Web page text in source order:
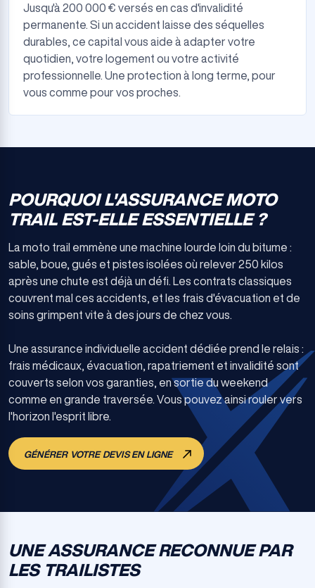
Jusqu'à 200 000 € versés en cas d'invalidité
permanente. Si un accident laisse des séquelles
durables, ce capital vous aide à adapter votre
quotidien, votre logement ou votre activité
professionnelle. Une protection à long terme, pour
vous comme pour vos proches.
POURQUOI L'ASSURANCE MOTO
TRAIL EST-ELLE ESSENTIELLE ?
La moto trail emmène une machine lourde loin du bitume :
sable, boue, gués et pistes isolées où relever 250 kilos
après une chute est déjà un défi. Les contrats classiques
couvrent mal ces accidents, et les frais d'évacuation et de
soins grimpent vite à des jours de chez vous.
Une assurance individuelle accident dédiée prend le relais :
frais médicaux, évacuation, rapatriement et invalidité sont
couverts selon vos garanties, en sortie du weekend
comme en grande traversée. Vous pouvez ainsi rouler vers
l'horizon l'esprit libre.
GÉNÉRER VOTRE DEVIS EN LIGNE
UNE ASSURANCE RECONNUE PAR
LES TRAILISTES